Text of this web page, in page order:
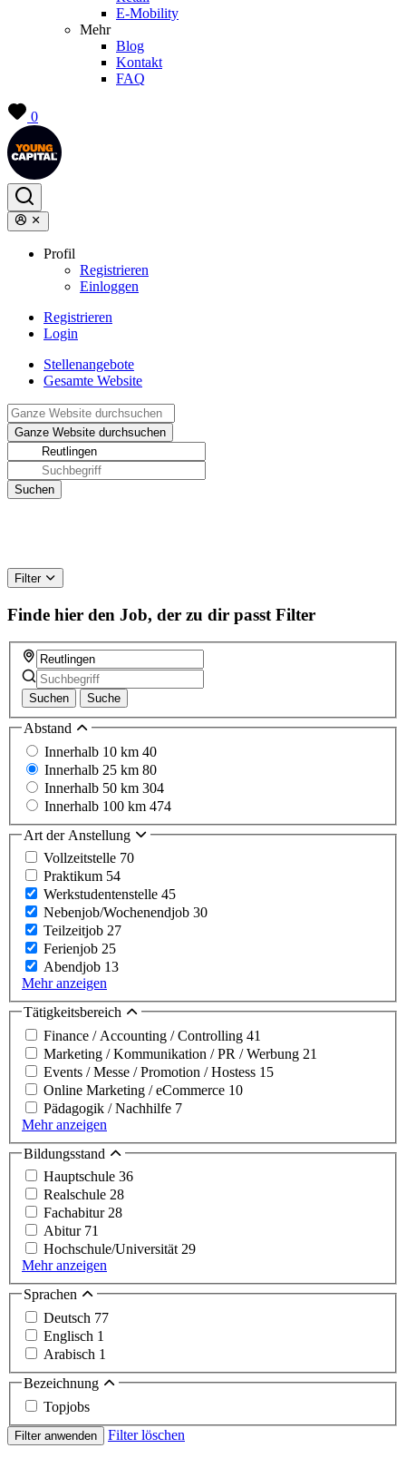
E-Mobility
Mehr
Blog
Kontakt
FAQ
0
Profil
Registrieren
Einloggen
Registrieren
Login
Stellenangebote
Gesamte Website
Filter
Finde hier den Job, der zu dir passt Filter
Suchen Suche
Abstand
Innerhalb 10 km 40
Innerhalb 25 km 80
Innerhalb 50 km 304
Innerhalb 100 km 474
Art der Anstellung
Vollzeitstelle 70
Praktikum 54
Werkstudentenstelle 45
Nebenjob/Wochenendjob 30
Teilzeitjob 27
Ferienjob 25
Abendjob 13
Mehr anzeigen
Tätigkeitsbereich
Finance / Accounting / Controlling 41
Marketing / Kommunikation / PR / Werbung 21
Events / Messe / Promotion / Hostess 15
Online Marketing / eCommerce 10
Pädagogik / Nachhilfe 7
Mehr anzeigen
Bildungsstand
Hauptschule 36
Realschule 28
Fachabitur28
Abitur 71
Hochschule/Universität29
Mehr anzeigen
Sprachen
Deutsch 77
Englisch 1
Arabisch 1
Bezeichnung
Topjobs
Filter anwenden Filter löschen